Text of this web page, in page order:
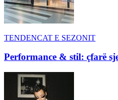
TENDENCAT E SEZONIT
Performance & stil: çfarë